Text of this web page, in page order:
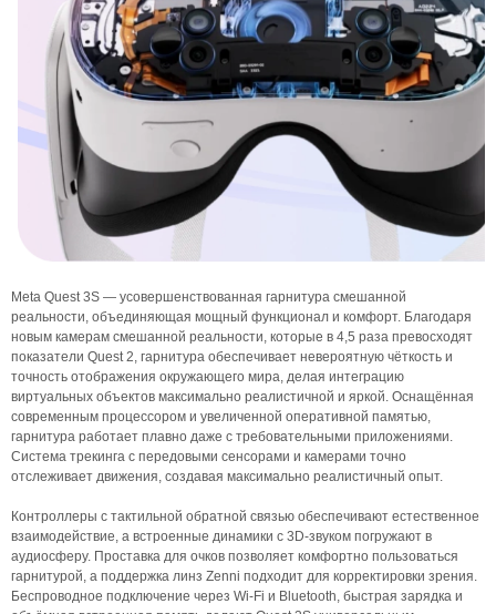
Meta Quest 3S — усовершенствованная гарнитура смешанной
реальности, объединяющая мощный функционал и комфорт. Благодаря
новым камерам смешанной реальности, которые в 4,5 раза превосходят
показатели Quest 2, гарнитура обеспечивает невероятную чёткость и
точность отображения окружающего мира, делая интеграцию
виртуальных объектов максимально реалистичной и яркой. Оснащённая
современным процессором и увеличенной оперативной памятью,
гарнитура работает плавно даже с требовательными приложениями.
Система трекинга с передовыми сенсорами и камерами точно
отслеживает движения, создавая максимально реалистичный опыт.
Контроллеры с тактильной обратной связью обеспечивают естественное
взаимодействие, а встроенные динамики с 3D-звуком погружают в
аудиосферу. Проставка для очков позволяет комфортно пользоваться
гарнитурой, а поддержка линз Zenni подходит для корректировки зрения.
Беспроводное подключение через Wi-Fi и Bluetooth, быстрая зарядка и